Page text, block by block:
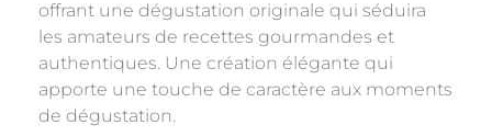
offrant une dégustation originale qui séduira
les amateurs de recettes gourmandes et
authentiques. Une création élégante qui
apporte une touche de caractère aux moments
de dégustation.